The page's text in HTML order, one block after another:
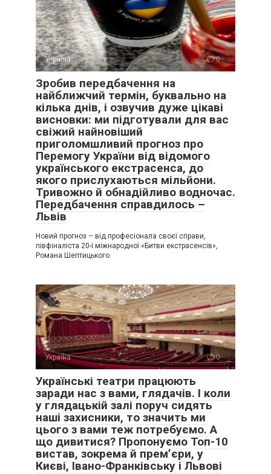
Україна 0
Зробив передбачення на
найближчий термін, буквально на
кілька днів, і озвучив дуже цікаві
висновки: ми підготували для вас
свіжий найновіший
приголомшливий прогноз про
Перемогу України від відомого
українського екстрасенса, до
якого прислухаються мільйони.
Тривожно й обнадійливо водночас.
Передбачення справдилось –
Львів
Новий прогноз – від професіонала своєї справи,
півфіналіста 20-ї міжнародної «Битви екстрасенсів»,
Романа Шептицького.
Україна 0
Українські театри працюють
заради нас з вами, глядачів. І коли
у глядацькій залі поруч сидять
наші захисники, то значить ми
цього з вами теж потребуємо. А
що дивитися? Пропонуємо Топ-10
вистав, зокрема й прем’єри, у
Києві, Івано-Франківську і Львові